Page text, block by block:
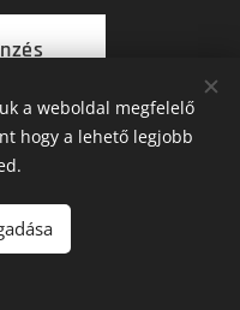
a weboldal megfelelő
hogy a lehető legjobb